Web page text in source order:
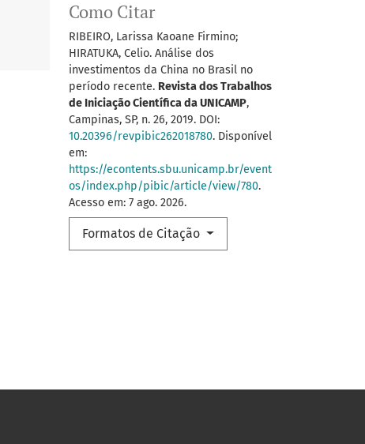
Como Citar
RIBEIRO, Larissa Kaoane Firmino;
HIRATUKA, Celio. Análise dos
investimentos da China no Brasil no
período recente. Revista dos Trabalhos
de Iniciação Científica da UNICAMP,
Campinas, SP, n. 26, 2019. DOI:
10.20396/revpibic262018780. Disponível
em:
https://econtents.sbu.unicamp.br/event
os/index.php/pibic/article/view/780.
Acesso em: 7 ago. 2026.
Formatos de Citação